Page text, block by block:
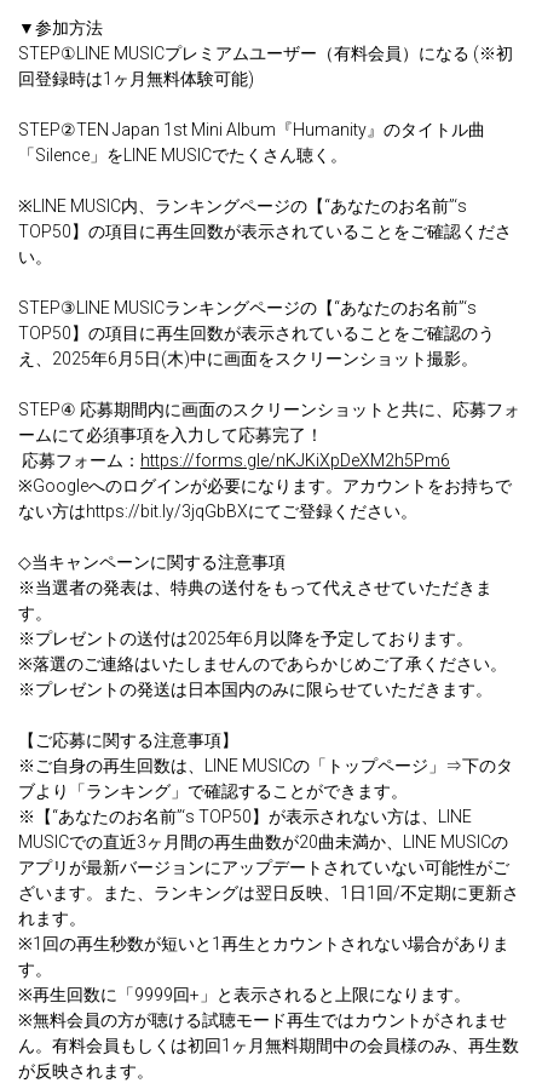
▼参加方法
STEP①LINE MUSICプレミアムユーザー（有料会員）になる (※初
回登録時は1ヶ月無料体験可能)
STEP②TEN Japan 1st Mini Album『Humanity』のタイトル曲
「Silence」をLINE MUSICでたくさん聴く。
※LINE MUSIC内、ランキングページの【“あなたのお名前”‘s
TOP50】の項目に再生回数が表示されていることをご確認くださ
い。
STEP③LINE MUSICランキングページの【“あなたのお名前”‘s
TOP50】の項目に再生回数が表示されていることをご確認のう
え、2025年6月5日(木)中に画面をスクリーンショット撮影。
STEP④ 応募期間内に画面のスクリーンショットと共に、応募フォ
ームにて必須事項を入力して応募完了！
応募フォーム： https://forms.gle/nKJKiXpDeXM2h5Pm6
※Googleへのログインが必要になります。アカウントをお持ちで
ない方はhttps://bit.ly/3jqGbBXにてご登録ください。
◇当キャンペーンに関する注意事項
※当選者の発表は、特典の送付をもって代えさせていただきま
す。
※プレゼントの送付は2025年6月以降を予定しております。
※落選のご連絡はいたしませんのであらかじめご了承ください。
※プレゼントの発送は日本国内のみに限らせていただきます。
【ご応募に関する注意事項】
※ご自身の再生回数は、LINE MUSICの「トップページ」⇒下のタ
ブより「ランキング」で確認することができます。
※【“あなたのお名前”‘s TOP50】が表示されない方は、LINE
MUSICでの直近3ヶ月間の再生曲数が20曲未満か、LINE MUSICの
アプリが最新バージョンにアップデートされていない可能性がご
ざいます。また、ランキングは翌日反映、1日1回/不定期に更新さ
れます。
※1回の再生秒数が短いと1再生とカウントされない場合がありま
す。
※再生回数に「9999回+」と表示されると上限になります。
※無料会員の方が聴ける試聴モード再生ではカウントがされませ
ん。有料会員もしくは初回1ヶ月無料期間中の会員様のみ、再生数
が反映されます。